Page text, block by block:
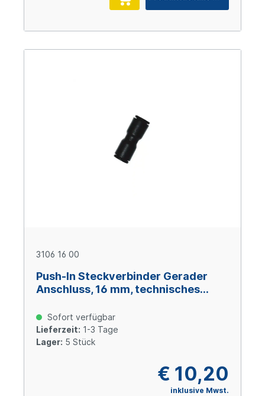
3106 16 00
Push-In Steckverbinder Gerader
Anschluss, 16 mm, technisches
Sofort verfügbar
Lieferzeit: 1-3 Tage
Lager: 5 Stück
€ 10,20
inklusive Mwst.